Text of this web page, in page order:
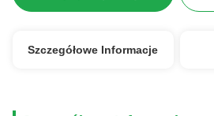
Szczegółowe Informacje